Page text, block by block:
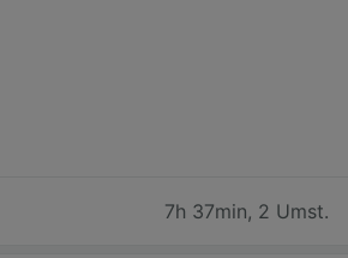
7h 37min, 2 Umst.